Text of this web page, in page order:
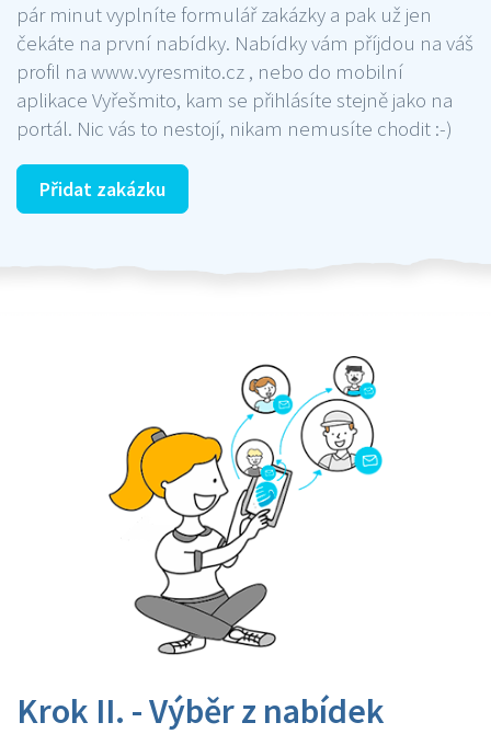
pár minut vyplníte formulář zakázky a pak už jen
čekáte na první nabídky. Nabídky vám příjdou na váš
profil na www.vyresmito.cz , nebo do mobilní
aplikace Vyřešmito, kam se přihlásíte stejně jako na
portál. Nic vás to nestojí, nikam nemusíte chodit :-)
Přidat zakázku
Krok II. - Výběr z nabídek